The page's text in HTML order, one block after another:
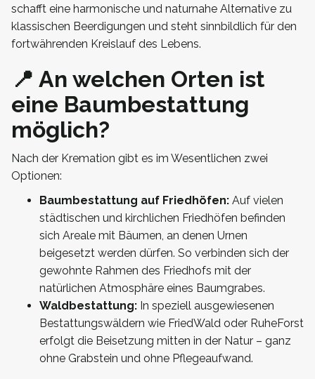
schafft eine harmonische und naturnahe Alternative zu
klassischen Beerdigungen und steht sinnbildlich für den
fortwährenden Kreislauf des Lebens.
📍 An welchen Orten ist
eine Baumbestattung
möglich?
Nach der Kremation gibt es im Wesentlichen zwei
Optionen:
Baumbestattung auf Friedhöfen: Auf vielen
städtischen und kirchlichen Friedhöfen befinden
sich Areale mit Bäumen, an denen Urnen
beigesetzt werden dürfen. So verbinden sich der
gewohnte Rahmen des Friedhofs mit der
natürlichen Atmosphäre eines Baumgrabes.
Waldbestattung: In speziell ausgewiesenen
Bestattungswäldern wie FriedWald oder RuheForst
erfolgt die Beisetzung mitten in der Natur – ganz
ohne Grabstein und ohne Pflegeaufwand.